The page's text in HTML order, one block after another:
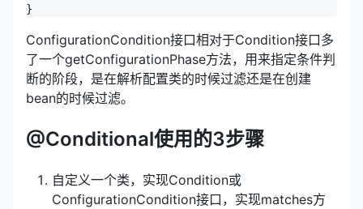
ConfigurationCondition接口相对于Condition接口多
了一个getConfigurationPhase方法，用来指定条件判
断的阶段，是在解析配置类的时候过滤还是在创建
bean的时候过滤。
@Conditional使用的3步骤
自定义一个类，实现Condition或
ConfigurationCondition接口，实现matches方